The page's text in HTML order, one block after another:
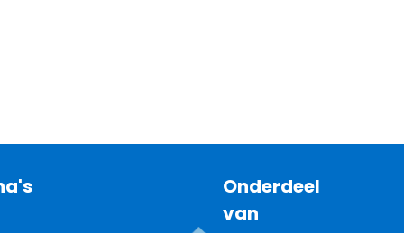
Onderdeel
van